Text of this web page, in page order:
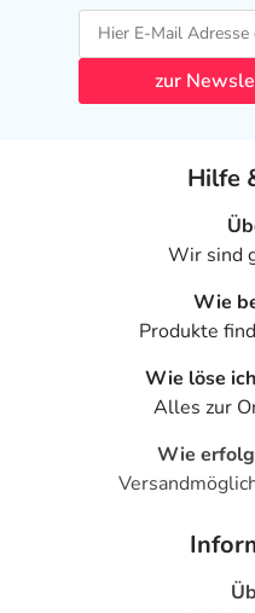
zur
Hilfe
Wir sind
Wie
Produkte
Wie löse
Alles zur
Wie